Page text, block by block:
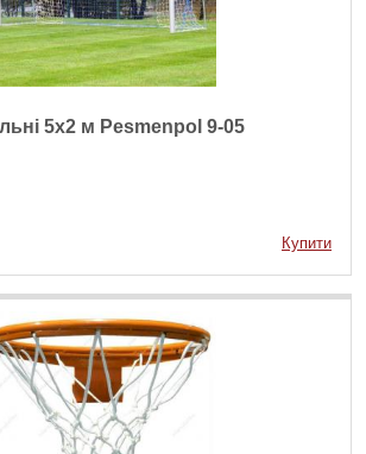
5х2 м Pesmenpol 9-05
Купити